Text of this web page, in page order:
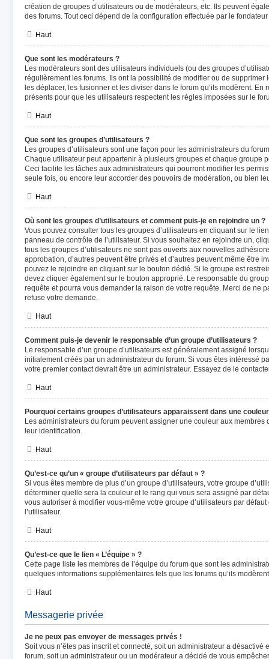
création de groupes d’utilisateurs ou de modérateurs, etc. Ils peuvent
des forums. Tout ceci dépend de la configuration effectuée par le
Haut
Que sont les modérateurs ?
Les modérateurs sont des utilisateurs individuels (ou des groupes
régulièrement les forums. Ils ont la possibilité de modifier ou de supprimer
les déplacer, les fusionner et les diviser dans le forum qu’ils modèrent.
présents pour que les utilisateurs respectent les règles imposées sur le
Haut
Que sont les groupes d’utilisateurs ?
Les groupes d’utilisateurs sont une façon pour les administrateurs du
Chaque utilisateur peut appartenir à plusieurs groupes et chaque groupe
Ceci facilite les tâches aux administrateurs qui pourront modifier les
seule fois, ou encore leur accorder des pouvoirs de modération, ou bien
Haut
Où sont les groupes d’utilisateurs et comment puis-je en rejoindre un ?
Vous pouvez consulter tous les groupes d’utilisateurs en cliquant sur le
panneau de contrôle de l’utilisateur. Si vous souhaitez en rejoindre un,
tous les groupes d’utilisateurs ne sont pas ouverts aux nouvelles
approbation, d’autres peuvent être privés et d’autres peuvent même être
pouvez le rejoindre en cliquant sur le bouton dédié. Si le groupe est
devez cliquer également sur le bouton approprié. Le responsable du
requête et pourra vous demander la raison de votre requête. Merci de ne
refuse votre demande.
Haut
Comment puis-je devenir le responsable d’un groupe d’utilisateurs ?
Le responsable d’un groupe d’utilisateurs est généralement assigné
initialement créés par un administrateur du forum. Si vous êtes intéressé
votre premier contact devrait être un administrateur. Essayez de le
Haut
Pourquoi certains groupes d’utilisateurs apparaissent dans une
Les administrateurs du forum peuvent assigner une couleur aux membres
leur identification.
Haut
Qu’est-ce qu’un « groupe d’utilisateurs par défaut » ?
Si vous êtes membre de plus d’un groupe d’utilisateurs, votre groupe
déterminer quelle sera la couleur et le rang qui vous sera assigné par
vous autoriser à modifier vous-même votre groupe d’utilisateurs par
l’utilisateur.
Haut
Qu’est-ce que le lien « L’équipe » ?
Cette page liste les membres de l’équipe du forum que sont les
quelques informations supplémentaires tels que les forums qu’ils
Haut
Messagerie privée
Je ne peux pas envoyer de messages privés !
Soit vous n’êtes pas inscrit et connecté, soit un administrateur a
forum, soit un administrateur ou un modérateur a décidé de vous